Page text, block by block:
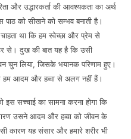
और उद्धारकर्ता की आवश्यकता का अर्थ
पाठ को सीखने को सम्भव बनाती है।
चाहता था कि हम स्वेच्छा और प्रेम से
से। दुख की बात यह है कि उसी
चुन लिया, जिसके भयानक परिणाम हुए।
हम आदम और हव्वा से अलग नहीं हैं।
सच्चाई का सामना करना होगा कि
उसने आदम और हव्वा को जीवन के
कारण यह संसार और हमारे शरीर भी